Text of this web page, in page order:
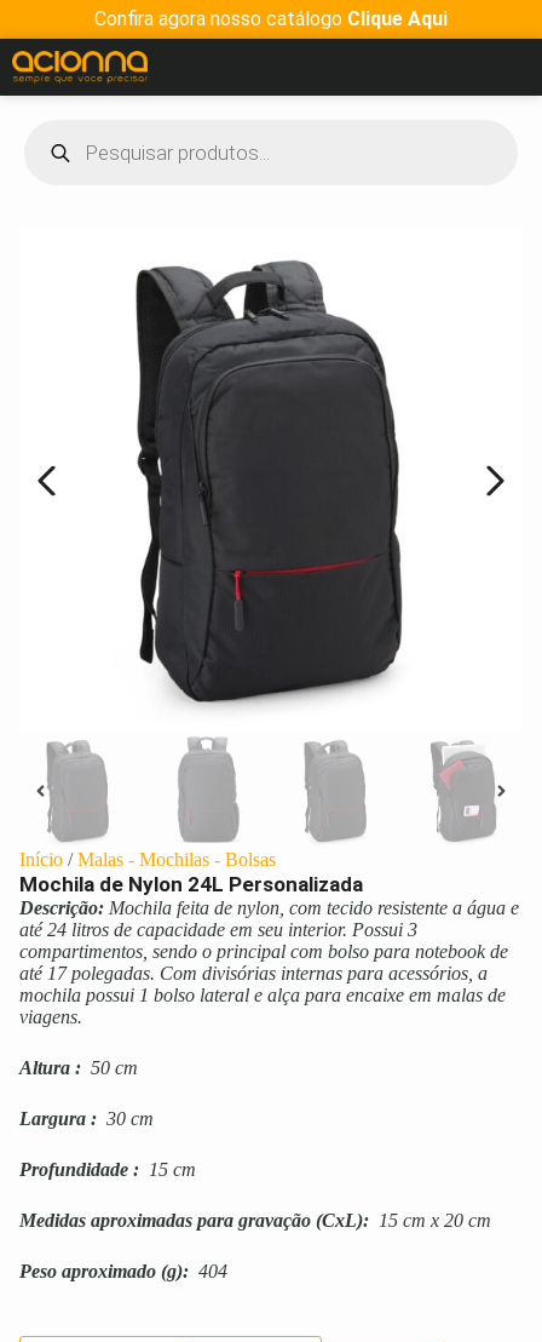
Confira agora nosso catálogo Clique Aqui
Início /Malas - Mochilas - Bolsas
Mochila de Nylon 24L Personalizada
Descrição: Mochila feita de nylon, com tecido resistente a água e
até 24 litros de capacidade em seu interior. Possui 3
compartimentos, sendo o principal com bolso para notebook de
até 17 polegadas. Com divisórias internas para acessórios, a
mochila possui 1 bolso lateral e alça para encaixe em malas de
viagens.
Altura : 50 cm
Largura : 30 cm
Profundidade : 15 cm
Medidas aproximadas para gravação (CxL): 15 cm x 20 cm
Peso aproximado (g): 404